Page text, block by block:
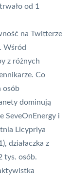
od 1
na Twitterze
Wśród
z różnych
Co
osób
dominują
SeveOnEnergy i
Licypriya
działaczka z
tys. osób.